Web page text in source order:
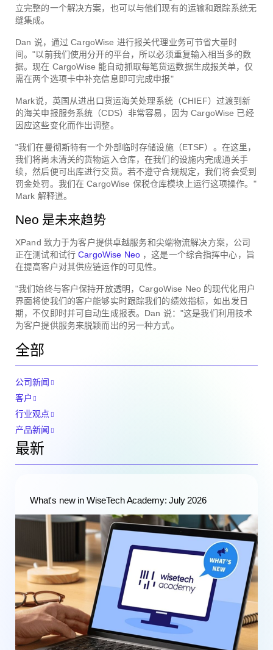
立完整的一个解决方案，也可以与他们现有的运输和跟踪系统无
缝集成。
Dan 说，通过 CargoWise 进行报关代理业务可节省大量时
间。"以前我们使用分开的平台，所以必须重复输入相当多的数
据。现在 CargoWise 能自动抓取每笔货运数据生成报关单，仅
需在两个选项卡中补充信息即可完成申报"
Mark说，英国从进出口货运海关处理系统（CHIEF）过渡到新
的海关申报服务系统（CDS）非常容易，因为 CargoWise 已经
因应这些变化而作出调整。
"我们在曼彻斯特有一个外部临时存储设施（ETSF）。在这里，
我们将尚未清关的货物运入仓库，在我们的设施内完成通关手
续，然后便可出库进行交货。若不遵守合规规定，我们将会受到
罚金处罚。我们在 CargoWise 保税仓库模块上运行这项操作。"
Mark 解释道。
Neo 是未来趋势
XPand 致力于为客户提供卓越服务和尖端物流解决方案，公司
正在测试和试行CargoWise Neo ，这是一个综合指挥中心，旨
在提高客户对其供应链运作的可见性。
"我们始终与客户保持开放透明，CargoWise Neo 的现代化用户
界面将使我们的客户能够实时跟踪我们的绩效指标，如出发日
期，不仅即时并可自动生成报表。Dan 说："这是我们利用技术
为客户提供服务来脱颖而出的另一种方式。
全部
公司新闻
客户
行业观点
产品新闻
最新
What's new in WiseTech Academy: July 2026